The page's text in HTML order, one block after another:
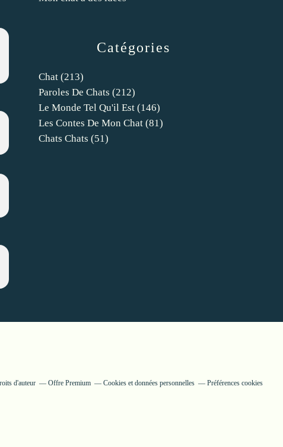
Catégories
Chat (213)
Paroles De Chats (212)
Le Monde Tel Qu'il Est (146)
Les Contes De Mon Chat (81)
Chats Chats (51)
d'auteur Offre Premium Cookies et données personnelles Préférences cookies